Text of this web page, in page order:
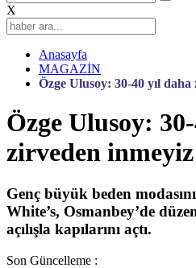
X
Anasayfa
MAGAZİN
Özge Ulusoy: 30-40 yıl
Özge Ulusoy:
zirveden inmeyiz
Genç büyük beden
White’s, Osmanbey’de
açılışla kapılarını açtı.
Son Güncelleme :